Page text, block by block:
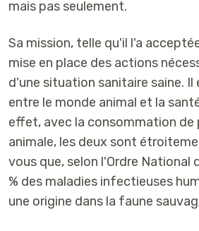
mais pas seulement.
Sa mission, telle qu'il l'a
mise en place des actions
d'une situation sanitaire saine.
entre le monde animal et la
effet, avec la consommation de
animale, les deux sont
vous que, selon l'Ordre National
% des maladies infectieuses
une origine dans la faune